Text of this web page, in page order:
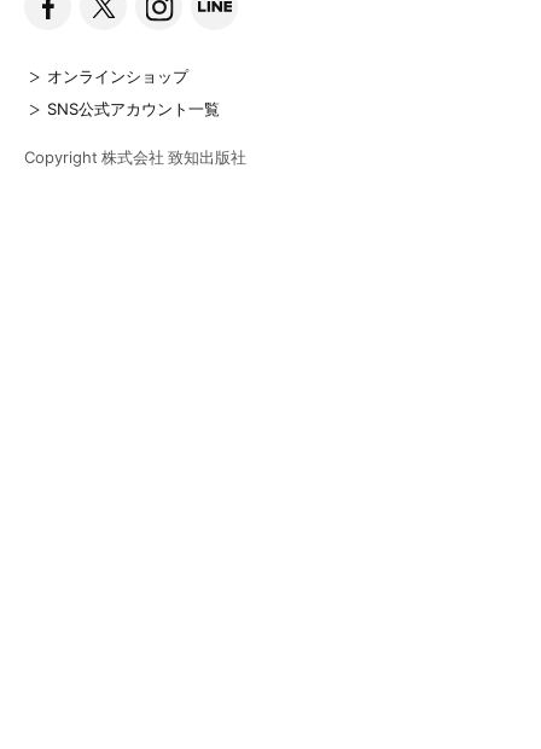
オンラインショップ
SNS公式アカウント一覧
Copyright 株式会社 致知出版社